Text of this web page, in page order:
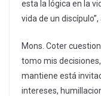
esta la lógica en la
vida de un discípulo”,
Mons. Coter
tomo mis
mantiene está
intereses,